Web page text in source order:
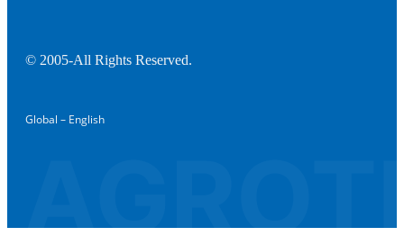
© 2005-All Rights Reserved.
Global – English